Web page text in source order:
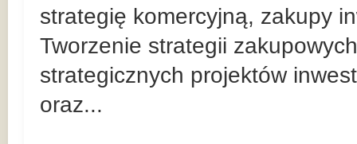
strategię komercyjną, zakupy
Tworzenie strategii
strategicznych projektów
oraz...